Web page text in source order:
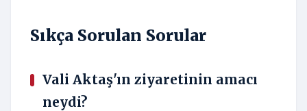
Sıkça Sorulan Sorular
Vali Aktaş'ın ziyaretinin amacı
neydi?